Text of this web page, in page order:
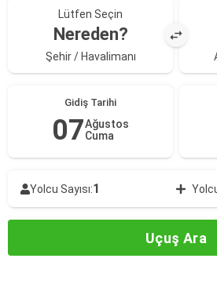
Lütfen Seçin
Nereden?
Şehir / Havalimanı
Gidiş Tarihi
07Ağustos
Cuma
Yolcu Sayısı:1
Uçuş Ara